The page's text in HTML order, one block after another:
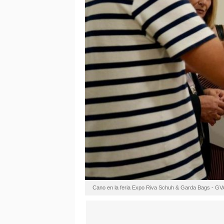
Cano en la feria Expo Riva Schuh & Garda Bags -